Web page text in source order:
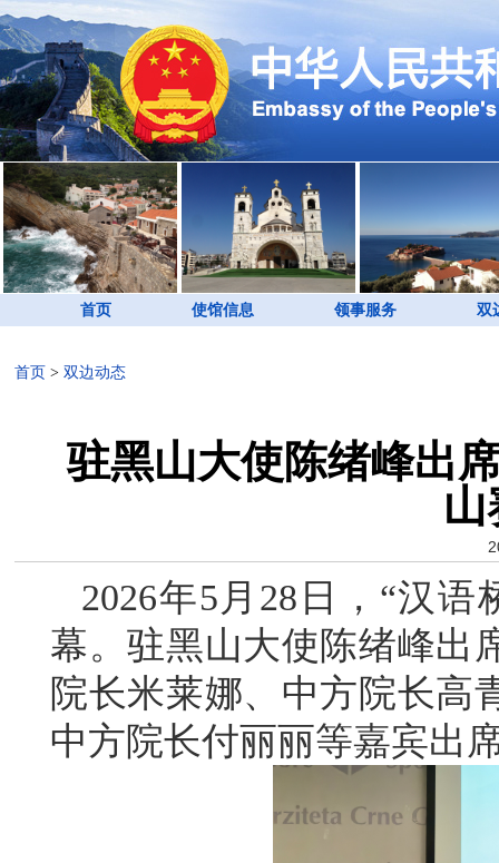
首页 使馆信息 领事服务 双
首页 > 双边动态
驻黑山大使陈绪峰出
山
2026年5月28日，“汉
幕。驻黑山大使陈绪峰出
院长米莱娜、中方院长高
中方院长付丽丽等嘉宾出